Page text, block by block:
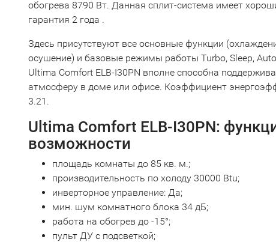
обогрева 8790 Вт. Данная сплит-система имеет
гарантия 2 года .
Здесь присутствуют все основные функции
осушение) и базовые режимы работы Turbo, Sleep,
Ultima Comfort ELB-I30PN вполне способна
атмосферу в доме или офисе. Коэффициент
3.21.
Ultima Comfort ELB-I30PN:
возможности
площадь комнаты до 85 кв. м.;
производительность по холоду 30000 Btu;
инверторное управление: Да;
мин. шум комнатного блока 34 дБ;
работа на обогрев до -15°;
пульт ДУ с подсветкой;